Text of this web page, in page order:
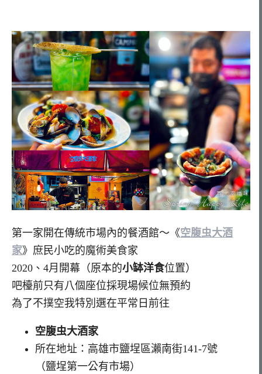
第一家開在傳統市場內的餐酒館～《空腹虫大酒
家》庶民小吃的魔術美食家
2020、4月開幕（原本的小缽洋食位置）
吧檯前只有八個座位採現場候位無預約
為了不撲空我特別選在平常日前往
空腹虫大酒家
所在地址：高雄市鹽埕區瀨南街141-7號
（鹽埕第一公有市場）